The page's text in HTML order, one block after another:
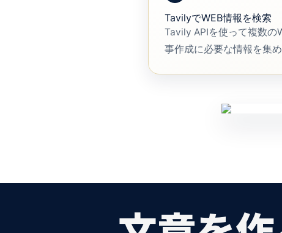
TavilyでWEB情報を検索
Tavily APIを使って複数の
事作成に必要な情報を集め